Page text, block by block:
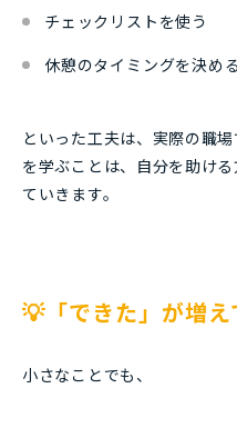
チェックリストを使う
休憩のタイミングを決める
といった工夫は、実際の職
を学ぶことは、自分を助け
ていきます。
💡「できた」が増
小さなことでも、